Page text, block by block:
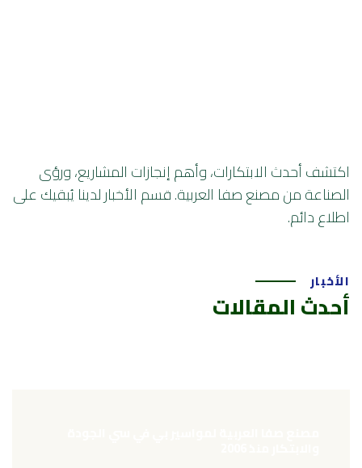
اكتشف أحدث الابتكارات، وأهم إنجازات المشاريع، ورؤى
الصناعة من مصنع صفا العربية. قسم الأخبار لدينا يُبقيك على
اطلاع دائم.
الأخبار
أحدث المقالات